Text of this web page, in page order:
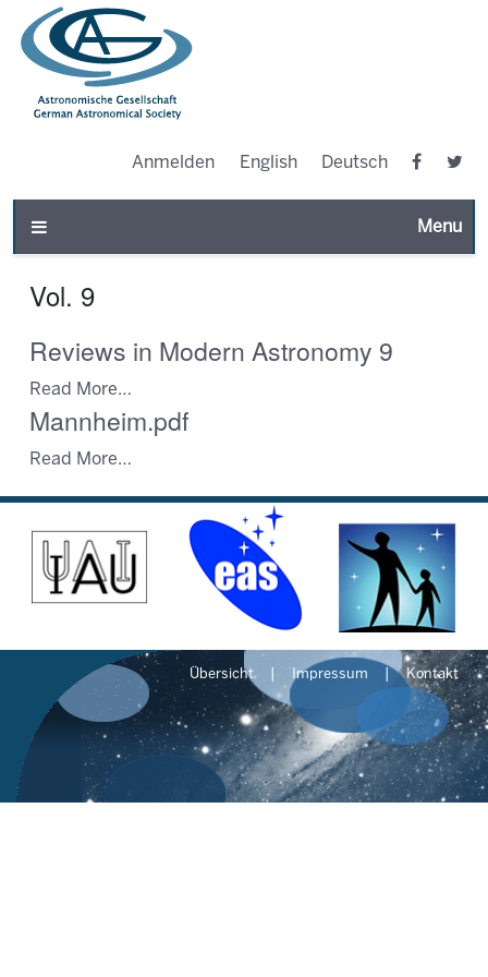
Anmelden English Deutsch
Toggle
Vol. 9
Reviews in Modern Astronomy 9
Read More…
Mannheim.pdf
Read More…
Übersicht Impressum Kontakt